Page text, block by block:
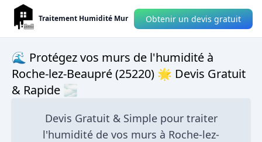
Traitement Humidité Mur Obtenir un devis gratuit
🌊 Protégez vos murs de l'humidité à
Roche-lez-Beaupré (25220) 🌟 Devis Gratuit
& Rapide 🌫
Devis Gratuit & Simple pour traiter
l'humidité de vos murs à Roche-lez-